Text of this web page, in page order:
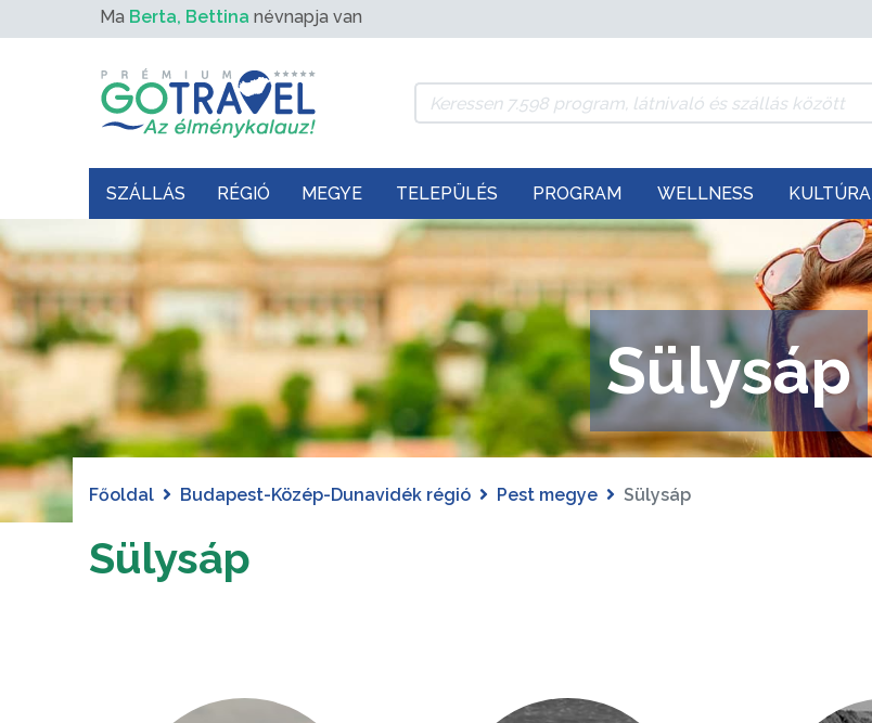
Ma Berta, Bettina névnapja van
SZÁLLÁS RÉGIÓ MEGYE TELEPÜLÉS PROGRAM WELLNESS KULTÚRA
Sülysáp
Főoldal Budapest-Közép-Dunavidék régió Pest megye Sülysáp
Sülysáp